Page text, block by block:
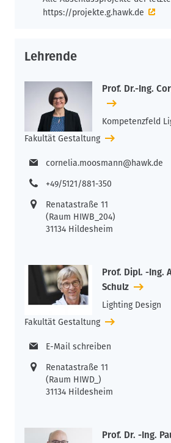
https://projekte.g.hawk.de
Lehrende
Prof. Dr.-Ing.
Kompetenzfeld
Fakultät Gestaltung
cornelia.moosmann@hawk.de
+49/5121/881-350
Renatastraße 11
(Raum HIWB_204)
31134 Hildesheim
Prof. Dipl. -Ing.
Schulz
Lighting Design
Fakultät Gestaltung
E-Mail schreiben
Renatastraße 11
(Raum HIWD_)
31134 Hildesheim
Prof. Dr. -Ing.